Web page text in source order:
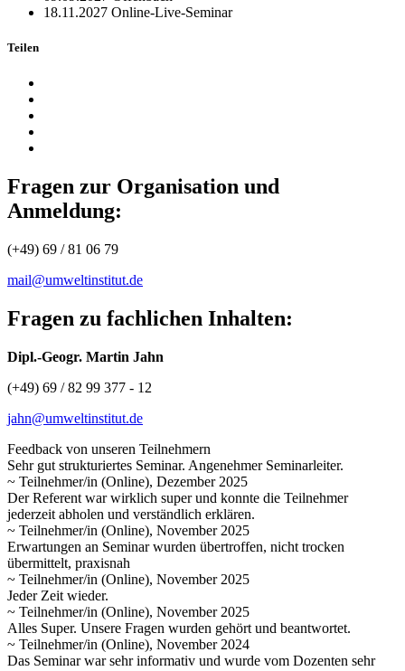
18.11.2027 Online-Live-Seminar
Teilen
Fragen zur Organisation und
Anmeldung:
(+49) 69 / 81 06 79
mail@umweltinstitut.de
Fragen zu fachlichen Inhalten:
Dipl.-Geogr. Martin Jahn
(+49) 69 / 82 99 377 - 12
jahn@umweltinstitut.de
Feedback von unseren Teilnehmern
Sehr gut strukturiertes Seminar. Angenehmer Seminarleiter.
~ Teilnehmer/in (Online), Dezember 2025
Der Referent war wirklich super und konnte die Teilnehmer
jederzeit abholen und verständlich erklären.
~ Teilnehmer/in (Online), November 2025
Erwartungen an Seminar wurden übertroffen, nicht trocken
übermittelt, praxisnah
~ Teilnehmer/in (Online), November 2025
Jeder Zeit wieder.
~ Teilnehmer/in (Online), November 2025
Alles Super. Unsere Fragen wurden gehört und beantwortet.
~ Teilnehmer/in (Online), November 2024
Das Seminar war sehr informativ und wurde vom Dozenten sehr